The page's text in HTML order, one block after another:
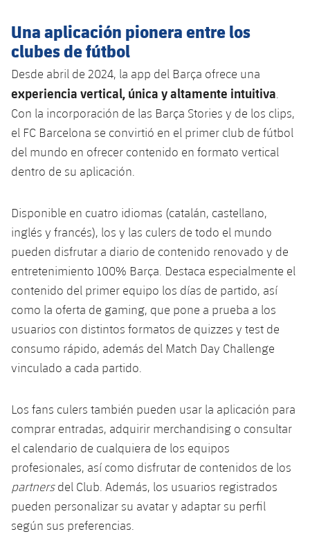
Jugadors
Fotos
Palmarés
Historia
Jugadores
Clasificaciones
Cadete
Infantil
Alevín
Primer equipo
plusicon
más
Actualidad
Calendario
Entradas
Resultados
Clasificaciones
Jugadores
Fotos
Historia
Palmarés
Barça Atlètic
plusicon
más
Calendario
Resultados
Jugadores
Clasificaciones
Base
plusicon
más
Actualidad
Barça C
Junior
Juvenil
Infantil
Alevín
Campus Verano
Información general
Noticias
Atletismo
Actualidad
Masculino
Femenino
Baloncesto en silla de ruedas
plusicon
Actualidad
Jugadores
Resultados
Clasificaciones
Hockey sobre hielo
Actualidad
Jugadores
Resultados
Clasificaciones
Hockey hierba
Noticias
Hockey Hierba Masculino
Patinaje artístico
plusicon
más
Actualidad
Plantilla
Agenda
Escuela de Patinaje
Rugby
plusicon
más
Actualidad
Voleibol
plusicon
más
Una aplicación pionera entre los
clubes de fútbol
Desde abril de 2024, la app del Barça ofrece una
experiencia vertical, única y altamente intuitiva
Con la incorporación de las Barça Stories y de los clips,
el FC Barcelona se convirtió en el primer club de fútbol
del mundo en ofrecer contenido en formato vertical
dentro de su aplicación.
Disponible en cuatro idiomas (catalán, castellano,
inglés y francés), los y las culers de todo el mundo
pueden disfrutar a diario de contenido renovado y de
entretenimiento 100% Barça. Destaca especialmente el
contenido del primer equipo los días de partido, así
como la oferta de gaming, que pone a prueba a los
usuarios con distintos formatos de quizzes y test de
consumo rápido, además del Match Day Challenge
vinculado a cada partido.
Los fans culers también pueden usar la aplicación para
comprar entradas, adquirir merchandising o consultar
el calendario de cualquiera de los equipos
profesionales, así como disfrutar de contenidos de los
partnersdel Club. Además, los usuarios registrados
pueden personalizar su avatar y adaptar su perfil
según sus preferencias.